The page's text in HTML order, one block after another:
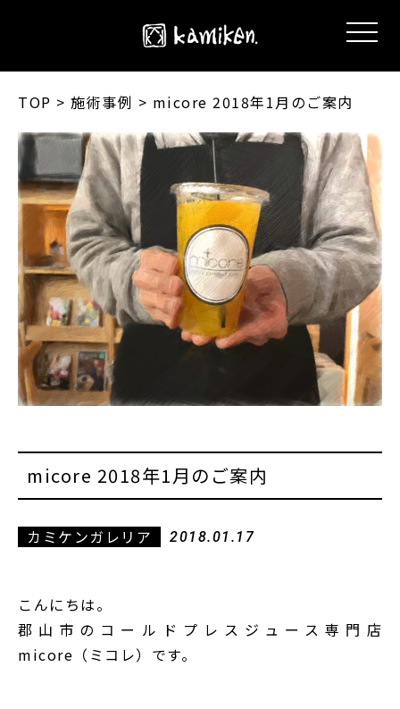
TOP > 施術事例 > micore 2018年1月のご案内
micore 2018年1月のご案内
カミケンガレリア 2018.01.17
こんにちは。
郡山市のコールドプレスジュース専門店
micore（ミコレ）です。